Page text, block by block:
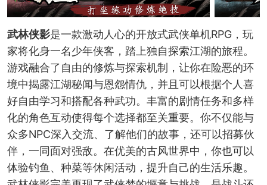
武林侠影是一款激动人心的开放式武侠单机RPG，玩
家将化身一名少年侠客，踏上独自探索江湖的旅程。
游戏融合了自由的修炼与探索机制，让你在险恶的环
境中揭露江湖秘闻与恩怨情仇，并且可以根据个人喜
好自由学习和搭配各种武功。丰富的剧情任务和多样
化的角色互动使得每个选择都至关重要。你不仅能与
众多NPC深入交流、了解他们的故事，还可以招募伙
伴，一同面对强敌。在优美的古风世界中，你也可以
体验钓鱼、种菜等休闲活动，提升自己的生活乐趣。